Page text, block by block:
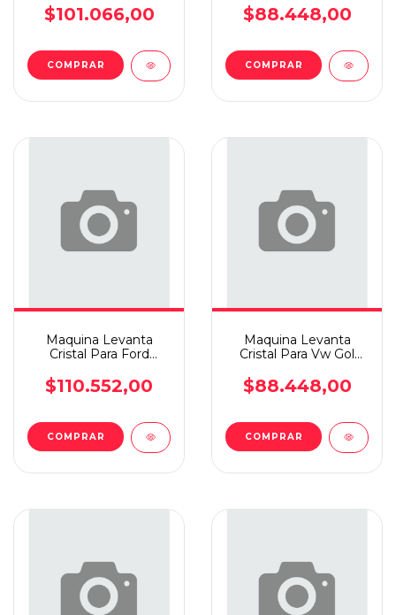
$101.066,00
COMPRAR
$88.448,00
COMPRAR
Maquina Levanta
Cristal Para Ford
$110.552,00
COMPRAR
Maquina Levanta
Cristal Para Vw Gol
$88.448,00
COMPRAR